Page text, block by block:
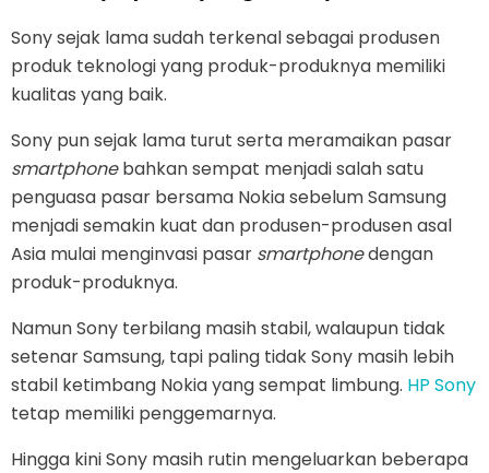
Sony sejak lama sudah terkenal sebagai produsen
produk teknologi yang produk-produknya memiliki
kualitas yang baik.
Sony pun sejak lama turut serta meramaikan pasar
smartphonebahkan sempat menjadi salah satu
penguasa pasar bersama Nokia sebelum Samsung
menjadi semakin kuat dan produsen-produsen asal
Asia mulai menginvasi pasar smartphonedengan
produk-produknya.
Namun Sony terbilang masih stabil, walaupun tidak
setenar Samsung, tapi paling tidak Sony masih lebih
stabil ketimbang Nokia yang sempat limbung. HP Sony
tetap memiliki penggemarnya.
Hingga kini Sony masih rutin mengeluarkan beberapa